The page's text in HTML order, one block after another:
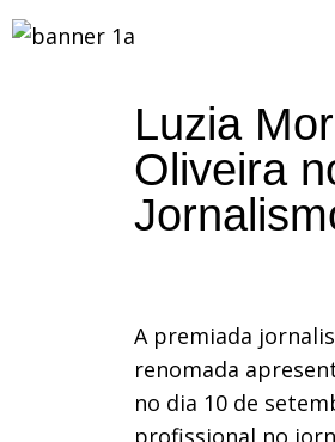
Luzia
Oliveira
A premiada
renomada
no dia 10 de
profissional no